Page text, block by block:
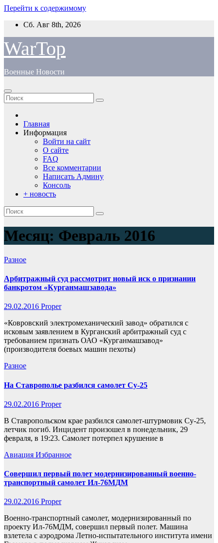
Перейти к содержимому
Сб. Авг 8th, 2026
WarTop
Военные Новости
Главная
Информация
Войти на сайт
О сайте
FAQ
Все комментарии
Написать Админу
Консоль
+ новость
Месяц: Февраль 2016
Разное
Арбитражный суд рассмотрит новый иск о признании
банкротом «Курганмашзавода»
29.02.2016 Proper
«Ковровский электромеханический завод» обратился с
исковым заявлением в Курганский арбитражный суд с
требованием признать ОАО «Курганмашзавод»
(производителя боевых машин пехоты)
Разное
На Ставрополье разбился самолет Су-25
29.02.2016 Proper
В Ставропольском крае разбился самолет-штурмовик Су-25,
летчик погиб. Инцидент произошел в понедельник, 29
февраля, в 19:23. Самолет потерпел крушение в
Авиация Избранное
Совершил первый полет модернизированный военно-
транспортный самолет Ил-76МДМ
29.02.2016 Proper
Военно-транспортный самолет, модернизированный по
проекту Ил-76МДМ, совершил первый полет. Машина
взлетела с аэродрома Летно-испытательного института имени